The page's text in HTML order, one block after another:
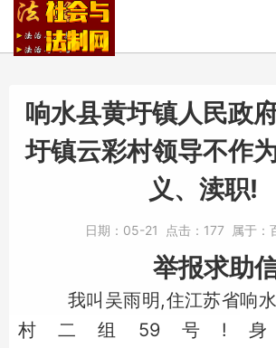
响水县黄圩镇人民政
圩镇云彩村领导不作
义、渎职!
日期： 05-21 点击： 177 属于：
举报求助
我叫吴雨明,住江苏省响
村二组59号!身